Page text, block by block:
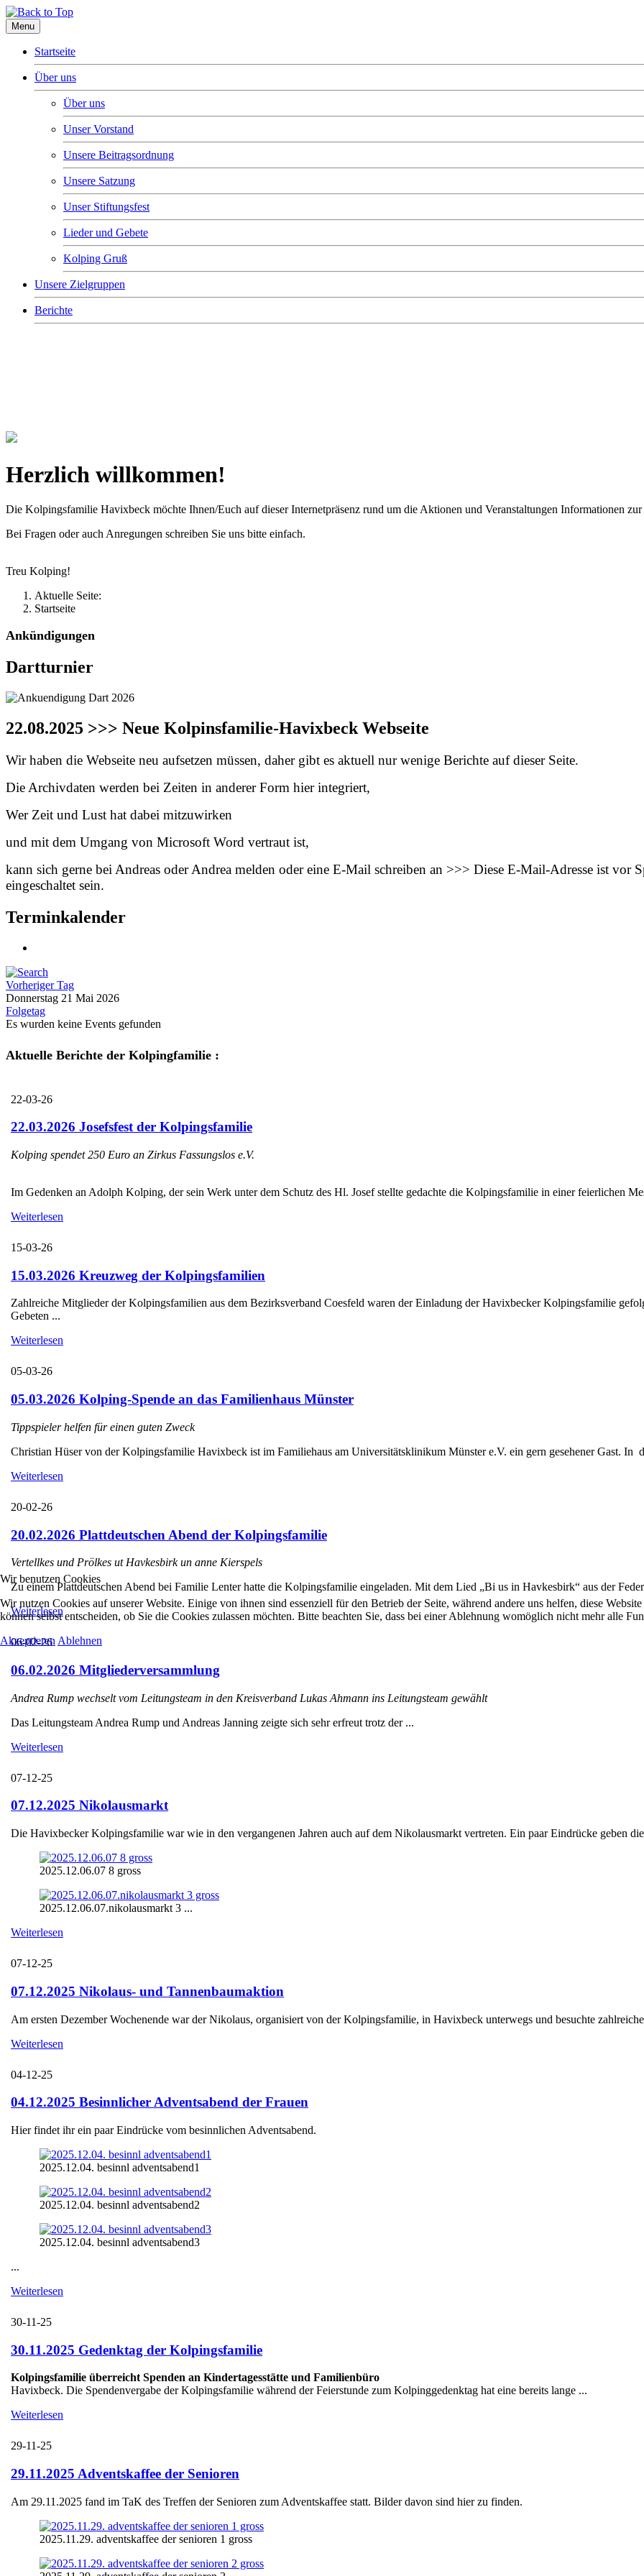
Menu
Startseite
Über uns
Über uns
Unser Vorstand
Unsere Beitragsordnung
Unsere Satzung
Unser Stiftungsfest
Lieder und Gebete
Kolping Gruß
Unsere Zielgruppen
Berichte
Herzlich willkommen!
Die Kolpingsfamilie Havixbeck möchte Ihnen/Euch auf dieser Internetpräsenz rund um die Aktionen und Veranstaltungen Informationen
Bei Fragen oder auch Anregungen schreiben Sie uns bitte einfach.
Treu Kolping!
Aktuelle Seite:
Startseite
Ankündigungen
Dartturnier
22.08.2025 >>> Neue Kolpinsfamilie-Havixbeck Webseite
Wir haben die Webseite neu aufsetzen müssen, daher gibt es aktuell nur wenige Berichte auf dieser Seite.
Die Archivdaten werden bei Zeiten in anderer Form hier integriert,
Wer Zeit und Lust hat dabei mitzuwirken
und mit dem Umgang von Microsoft Word vertraut ist,
kann sich gerne bei Andreas oder Andrea melden oder eine E-Mail schreiben an >>> Diese E-Mail-Adresse ist vor
eingeschaltet sein.
Terminkalender
Vorheriger Tag
Donnerstag 21 Mai 2026
Folgetag
Es wurden keine Events gefunden
Aktuelle Berichte der Kolpingfamilie :
22-03-26
22.03.2026 Josefsfest der Kolpingsfamilie
Kolping spendet 250 Euro an Zirkus Fassungslos e.V.
Im Gedenken an Adolph Kolping, der sein Werk unter dem Schutz des Hl. Josef stellte gedachte die Kolpingsfamilie in einer feierlichen
Weiterlesen
15-03-26
15.03.2026 Kreuzweg der Kolpingsfamilien
Zahlreiche Mitglieder der Kolpingsfamilien aus dem Bezirksverband Coesfeld waren der Einladung der Havixbecker Kolpingsfamilie
Gebeten ...
Weiterlesen
05-03-26
05.03.2026 Kolping-Spende an das Familienhaus Münster
Tippspieler helfen für einen guten Zweck
Christian Hüser von der Kolpingsfamilie Havixbeck ist im Familiehaus am Universitätsklinikum Münster e.V. ein gern gesehener Gast. In
Weiterlesen
20-02-26
20.02.2026 Plattdeutschen Abend der Kolpingsfamilie
Vertellkes und Prölkes ut Havkesbirk un anne Kierspels
Zu einem Plattdeutschen Abend bei Familie Lenter hatte die Kolpingsfamilie eingeladen. Mit dem Lied „Bi us in Havkesbirk“ aus der
Weiterlesen
06-02-26
06.02.2026 Mitgliederversammlung
Andrea Rump wechselt vom Leitungsteam in den Kreisverband Lukas Ahmann ins Leitungsteam gewählt
Das Leitungsteam Andrea Rump und Andreas Janning zeigte sich sehr erfreut trotz der ...
Weiterlesen
07-12-25
07.12.2025 Nikolausmarkt
Die Havixbecker Kolpingsfamilie war wie in den vergangenen Jahren auch auf dem Nikolausmarkt vertreten. Ein paar Eindrücke geben
2025.12.06.07 8 gross
2025.12.06.07.nikolausmarkt 3 ...
Weiterlesen
07-12-25
07.12.2025 Nikolaus- und Tannenbaumaktion
Am ersten Dezember Wochenende war der Nikolaus, organisiert von der Kolpingsfamilie, in Havixbeck unterwegs und besuchte
Weiterlesen
04-12-25
04.12.2025 Besinnlicher Adventsabend der Frauen
Hier findet ihr ein paar Eindrücke vom besinnlichen Adventsabend.
2025.12.04. besinnl adventsabend1
2025.12.04. besinnl adventsabend2
2025.12.04. besinnl adventsabend3
...
Weiterlesen
30-11-25
30.11.2025 Gedenktag der Kolpingsfamilie
Kolpingsfamilie überreicht Spenden an Kindertagesstätte und Familienbüro
Havixbeck. Die Spendenvergabe der Kolpingsfamilie während der Feierstunde zum Kolpinggedenktag hat eine bereits lange ...
Weiterlesen
29-11-25
29.11.2025 Adventskaffee der Senioren
Am 29.11.2025 fand im TaK des Treffen der Senioren zum Adventskaffee statt. Bilder davon sind hier zu finden.
2025.11.29. adventskaffee der senioren 1 gross
Wir benutzen Cookies
Wir nutzen Cookies auf unserer Website. Einige von ihnen sind essenziell für den Betrieb der Seite, während andere uns helfen, diese
können selbst entscheiden, ob Sie die Cookies zulassen möchten. Bitte beachten Sie, dass bei einer Ablehnung womöglich nicht mehr alle
Akzeptieren Ablehnen